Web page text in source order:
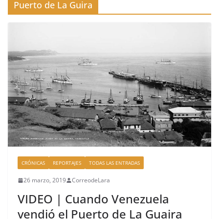
Puerto de La Guira
CRÓNICAS REPORTAJES TODAS LAS ENTRADAS
26 marzo, 2019 CorreodeLara
VIDEO | Cuando Venezuela
vendió el Puerto de La Guaira